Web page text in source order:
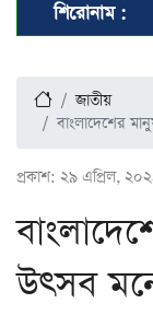
শিরোনাম :
মামলার
জাতীয়
বাংলাদেশের
প্রকাশ: ২৯ এপ্রিল,
উৎসব